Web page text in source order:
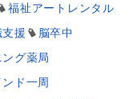
福祉アートレンタル
援
脳卒中
グ薬局
ンド一周